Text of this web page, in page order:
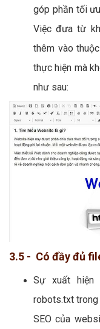
góp phần tối
Việc đưa từ
thêm vào
thực hiện mà
như sau:
3.5 - Có đầy đủ
Sự xuất hiện
robots.txt
SEO của